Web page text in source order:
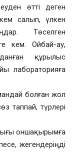
өтті деген
салып, үлкен
Төселген
кем. Ойбай-ау,
құрылыс
лабораторияға
болған жол
таппай, түрлері
оншақырымға
жегендеріңді